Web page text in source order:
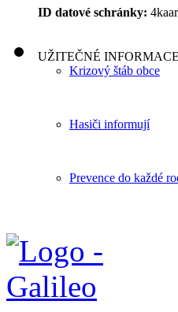
ID datové schránky:
UŽITEČNÉ INFORMACE
Krizový štáb obce
Hasiči informují
Prevence do každé